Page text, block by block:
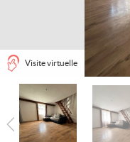
Estimation gratuite
Alerte e-mail
Contact
Visite virtuelle